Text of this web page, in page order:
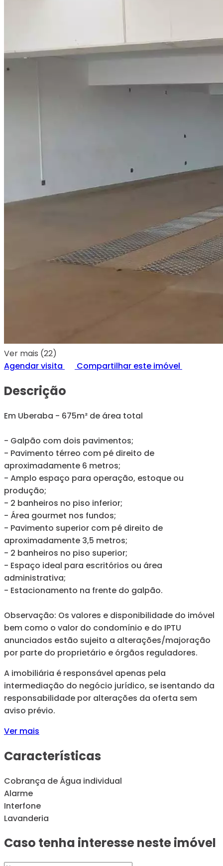
Ver mais (22)
Agendar visita
Compartilhar este imóvel
Descrição
Em Uberaba - 675m² de área total
- Galpão com dois pavimentos;
- Pavimento térreo com pé direito de
aproximadamente 6 metros;
- Amplo espaço para operação, estoque ou
produção;
- 2 banheiros no piso inferior;
- Área gourmet nos fundos;
- Pavimento superior com pé direito de
aproximadamente 3,5 metros;
- 2 banheiros no piso superior;
- Espaço ideal para escritórios ou área
administrativa;
- Estacionamento na frente do galpão.
Observação: Os valores e disponibilidade do imóvel
bem como o valor do condomínio e do IPTU
anunciados estão sujeito a alterações/majoração
por parte do proprietário e órgãos reguladores.
A imobiliária é responsável apenas pela
intermediação do negócio jurídico, se isentando da
responsabilidade por alterações da oferta sem
aviso prévio.
Ver mais
Características
Cobrança de Água individual
Alarme
Interfone
Lavanderia
Caso tenha interesse neste imóvel